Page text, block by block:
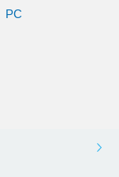
PC